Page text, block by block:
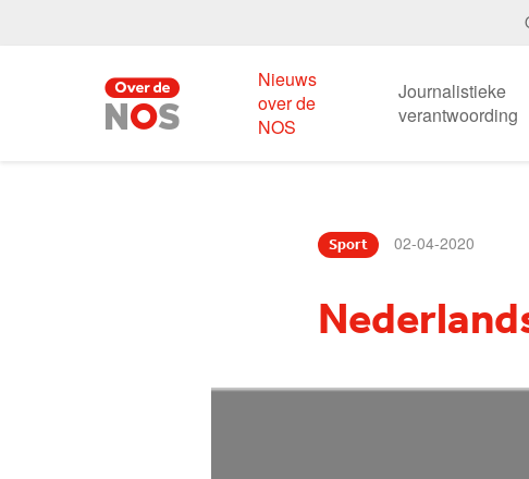
Nieuws
over de
NOS
Journalistieke
verantwoording
Sport 02-04-2020